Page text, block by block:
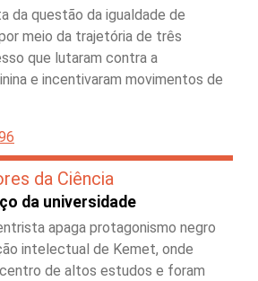
da questão da igualdade de
meio da trajetória de três
que lutaram contra a
e incentivaram movimentos de
da Ciência
da universidade
apaga protagonismo negro
intelectual de Kemet, onde
de altos estudos e foram